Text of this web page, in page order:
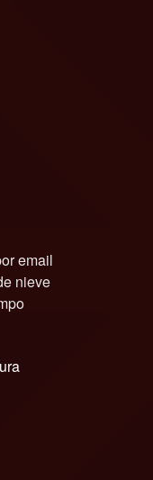
email
nieve